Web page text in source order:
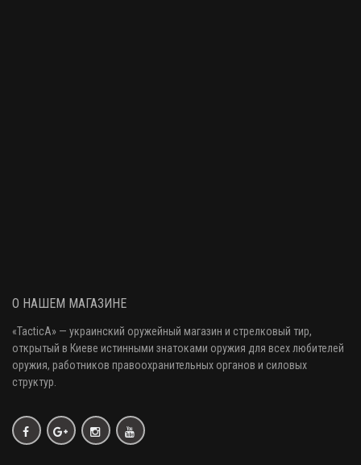
О НАШЕМ МАГАЗИНЕ
«TacticA» — украинский оружейный магазин и стрелковый тир,
открытый в Киеве истинными знатоками оружия для всех любителей
оружия, работников правоохранительных органов и силовых
структур.